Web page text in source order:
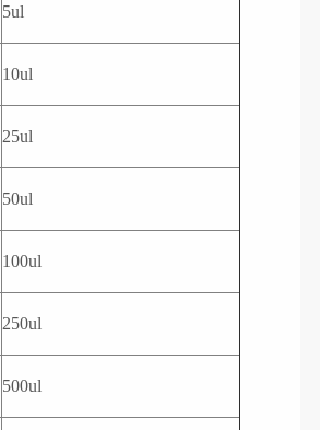
5ul
10ul
25ul
50ul
100ul
250ul
500ul